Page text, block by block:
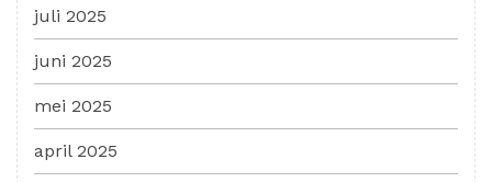
juli 2025
juni 2025
mei 2025
april 2025